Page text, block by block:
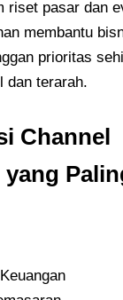
riset pasar dan
membantu
prioritas
dan terarah.
Channel
yang